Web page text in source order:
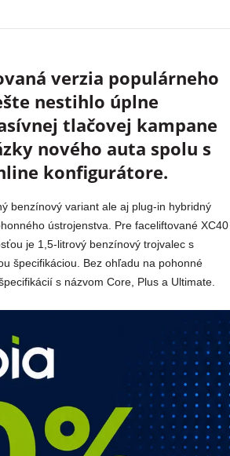
verzia populárneho
nestihlo úplne
tlačovej kampane
nového auta spolu s
konfigurátore.
benzínový variant ale aj plug-in hybridný
ústrojenstva. Pre faceliftované XC40
je 1,5-litrový benzínový trojvalec s
špecifikáciou. Bez ohľadu na pohonné
s názvom Core, Plus a Ultimate.